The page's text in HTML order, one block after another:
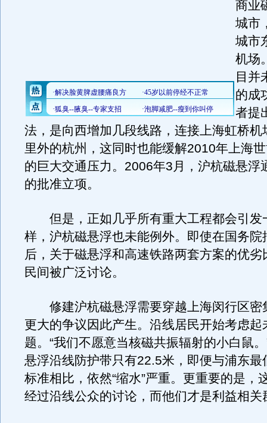
商业
城市
城市
机场
目并
的成
者提
法，是向西增加几段线路，连接上海虹桥机
里外的杭州，这同时也能缓解2010年上海
的巨大交通压力。2006年3月，沪杭磁悬浮
的批准立项。
但是，正如几乎所有重大工程都会引发
样，沪杭磁悬浮也未能例外。即使在国务院
后，关于磁悬浮和高速铁路两套方案的优劣
民间被广泛讨论。
修建沪杭磁悬浮需要穿越上海闵行区密
更大的争议因此产生。沿线居民开始考虑起
题。“我们不愿意当核磁共振辐射的小白鼠
悬浮沿线防护带只有22.5米，即便与浦东最
标准相比，依然“缩水”严重。更重要的是，
经过沿线公众的讨论，而他们才是利益相关